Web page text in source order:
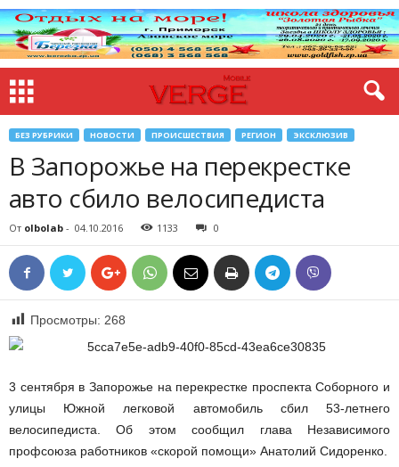
БЕЗ РУБРИКИ НОВОСТИ ПРОИСШЕСТВИЯ РЕГИОН ЭКСКЛЮЗИВ
В Запорожье на перекрестке
авто сбило велосипедиста
От olbolab - 04.10.2016 1133 0
Просмотры: 268
3 сентября в Запорожье на перекрестке проспекта Соборного и
улицы Южной легковой автомобиль сбил 53-летнего
велосипедиста. Об этом сообщил глава Независимого
профсоюза работников «скорой помощи» Анатолий Сидоренко.